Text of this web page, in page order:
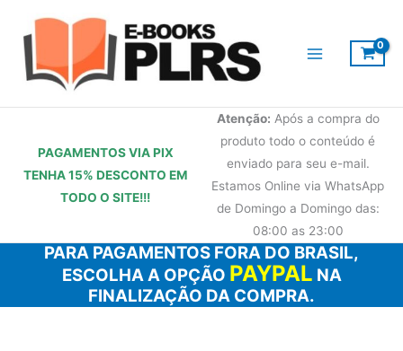
conteúdo
PAGAMENTOS VIA PIX
TENHA 15% DESCONTO EM
TODO O SITE!!!
Atenção: Após a compra do
produto todo o conteúdo é
enviado para seu e-mail.
Estamos Online via WhatsApp
de Domingo a Domingo das:
08:00 as 23:00
PARA PAGAMENTOS FORA DO BRASIL,
ESCOLHA A OPÇÃO PAYPAL NA
FINALIZAÇÃO DA COMPRA.